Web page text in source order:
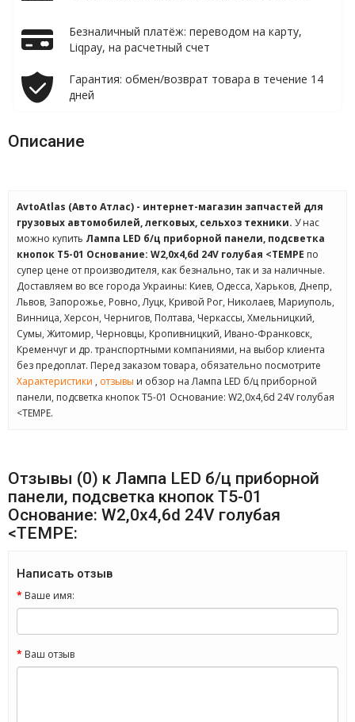
Безналичный платёж: переводом на карту,
Liqpay, на расчетный счет
Гарантия: обмен/возврат товара в течение 14
дней
Описание
AvtoAtlas (Авто Атлас) - интернет-магазин запчастей для
грузовых автомобилей, легковых, сельхоз техники. У нас
можно купить Лампа LED б/ц приборной панели, подсветка
кнопок Т5-01 Основание: W2,0х4,6d 24V голубая <TEMPE по
супер цене от производителя, как безнально, так и за наличные.
Доставляем во все города Украины: Киев, Одесса, Харьков, Днепр,
Львов, Запорожье, Ровно, Луцк, Кривой Рог, Николаев, Мариуполь,
Винница, Херсон, Чернигов, Полтава, Черкассы, Хмельницкий,
Сумы, Житомир, Черновцы, Кропивницкий, Ивано-Франковск,
Кременчуг и др. транспортными компаниями, на выбор клиента
без предоплат. Перед заказом товара, обязательно посмотрите
Характеристики , отзывы и обзор на Лампа LED б/ц приборной
панели, подсветка кнопок Т5-01 Основание: W2,0х4,6d 24V голубая
<TEMPE.
Отзывы (0) к Лампа LED б/ц приборной
панели, подсветка кнопок Т5-01
Основание: W2,0х4,6d 24V голубая
<TEMPE:
Написать отзыв
Ваше имя:
Ваш отзыв